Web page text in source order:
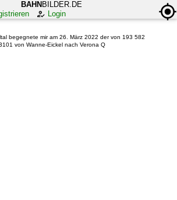
BAHN BILDER.DE
Login
begegnete mir am 26. März 2022 der von 193 582
von Wanne-Eickel nach Verona Q